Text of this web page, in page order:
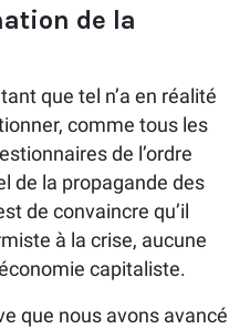
de la
que tel n’a en réalité
comme tous les
de l’ordre
de la propagande des
de convaincre qu’il
à la crise, aucune
capitaliste.
que nous avons avancé